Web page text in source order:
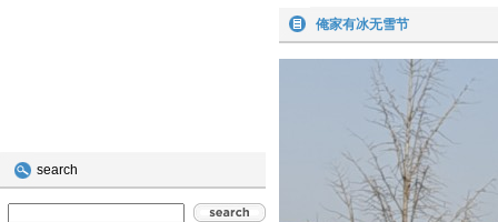
search
俺家有冰无雪节